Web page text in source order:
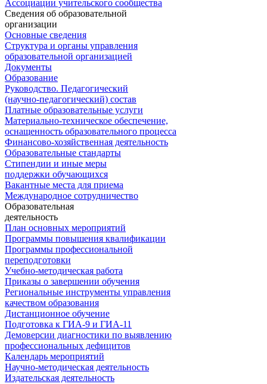
Ассоциации учительского сообщества
Сведения об образовательной
организации
Основные сведения
Структура и органы управления
образовательной организацией
Документы
Образование
Руководство. Педагогический
(научно-педагогический) состав
Платные образовательные услуги
Материально-техническое обеспечение,
оснащенность образовательного процесса
Финансово-хозяйственная деятельность
Образовательные стандарты
Стипендии и иные меры
поддержки обучающихся
Вакантные места для приема
Международное сотрудничество
Образовательная
деятельность
План основных мероприятий
Программы повышения квалификации
Программы профессиональной
переподготовки
Учебно-методическая работа
Приказы о завершении обучения
Региональные инструменты управления
качеством образования
Дистанционное обучение
Подготовка к ГИА-9 и ГИА-11
Демоверсии диагностики по выявлению
профессиональных дефицитов
Календарь мероприятий
Научно-методическая деятельность
Издательская деятельность